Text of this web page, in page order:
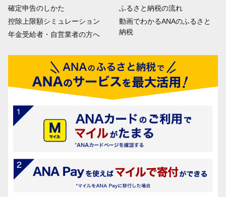
確定申告のしかた
控除上限額シミュレーション
年金受給者・自営業者の方へ
ふるさと納税の流れ
動画でわかるANAのふるさと
納税